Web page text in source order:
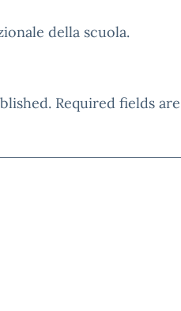
della scuola.
Required fields